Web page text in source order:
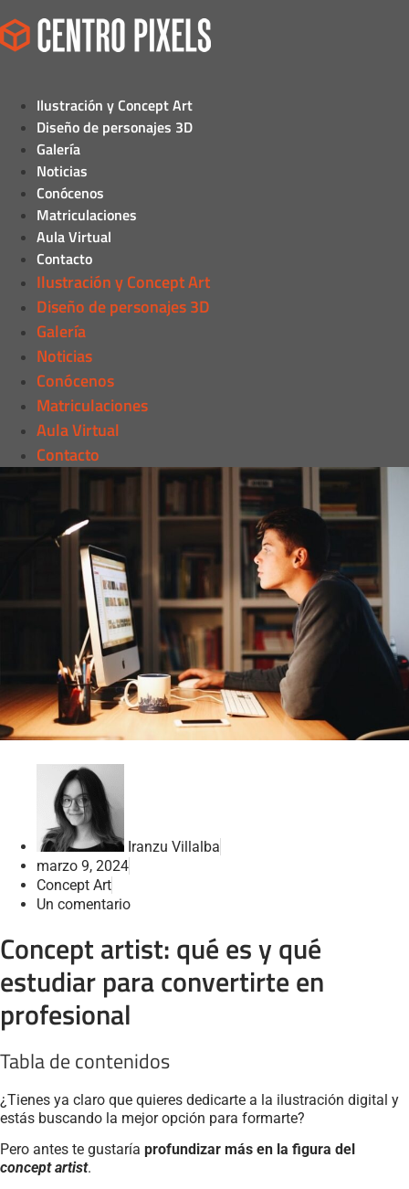
Ilustración y Concept Art
Diseño de personajes 3D
Galería
Noticias
Conócenos
Matriculaciones
Aula Virtual
Contacto
Ilustración y Concept Art
Diseño de personajes 3D
Galería
Noticias
Conócenos
Matriculaciones
Aula Virtual
Contacto
Iranzu Villalba
marzo 9, 2024
Concept Art
Un comentario
Concept artist: qué es y qué
estudiar para convertirte en
profesional
Tabla de contenidos
¿Tienes ya claro que quieres dedicarte a la ilustración digital y
estás buscando la mejor opción para formarte?
Pero antes te gustaría profundizar más en la figura del
concept artist.